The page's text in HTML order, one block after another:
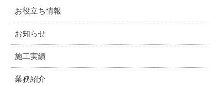
お役立ち情報
お知らせ
施工実績
業務紹介